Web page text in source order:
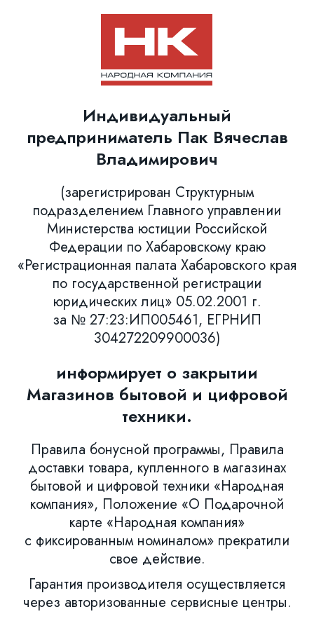
Индивидуальный
предприниматель Пак Вячеслав
Владимирович
(зарегистрирован Структурным
подразделением Главного управлении
Министерства юстиции Российской
Федерации по Хабаровскому краю
«Регистрационная палата Хабаровского края
по государственной регистрации
юридических лиц» 05.02.2001 г.
за № 27:23:ИП005461, ЕГРНИП
304272209900036)
информирует о закрытии
Магазинов бытовой и цифровой
техники.
Правила бонусной программы, Правила
доставки товара, купленного в магазинах
бытовой и цифровой техники «Народная
компания», Положение «О Подарочной
карте «Народная компания»
с фиксированным номиналом» прекратили
свое действие.
Гарантия производителя осуществляется
через авторизованные сервисные центры.